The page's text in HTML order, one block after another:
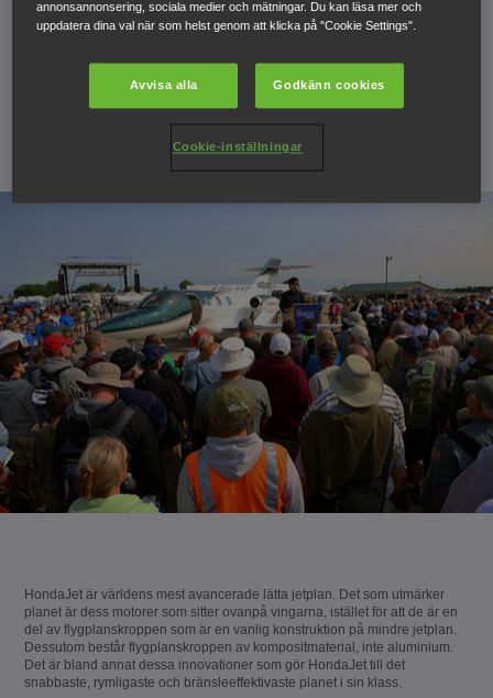
Det allra första HondaJet-planet i produktion gjorde sin
premiärflygning i slutet av juli vid en flygmässa i
Oshkosh, Wisconsin, USA.
HondaJet är världens mest avancerade lätta jetplan. Det som utmärker
planet är dess motorer som sitter ovanpå vingarna, istället för att de är en
del av flygplanskroppen som är en vanlig konstruktion på mindre jetplan.
Dessutom består flygplanskroppen av kompositmaterial, inte aluminium.
Det är bland annat dessa innovationer som gör HondaJet till det
snabbaste, rymligaste och bränsleeffektivaste planet i sin klass.
annonsannonsering, sociala medier och mätningar. Du kan läsa mer och
uppdatera dina val när som helst genom att klicka på "Cookie Settings".
Avvisa alla Godkänn cookies
Cookie-inställningar